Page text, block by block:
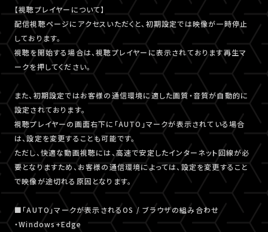
【視聴プレイヤーについて】
配信視聴ページにアクセスいただくと、初期設定では映像が一時停止
しております。
視聴を開始する場合は、視聴プレイヤーに表示されております再生マ
ークを押してください。
また、初期設定ではお客様の通信環境に適した画質・音質が自動的に
設定されております。
視聴プレイヤーの画面右下に「AUTO」マークが表示されている場合
は、設定を変更することも可能です。
ただし、快適な動画視聴には、高速で安定したインターネット回線が必
要となりますため、お客様の通信環境によっては、設定を変更すること
で映像が途切れる原因となります。
■「AUTO」マークが表示されるOS / ブラウザの組み合わせ
・Windows+Edge